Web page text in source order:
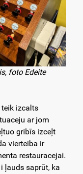
foto Edeite
izcalts
ar jom
gribīs izceļt
vierteiba ir
restauracejai.
ļauds saprūt, ka